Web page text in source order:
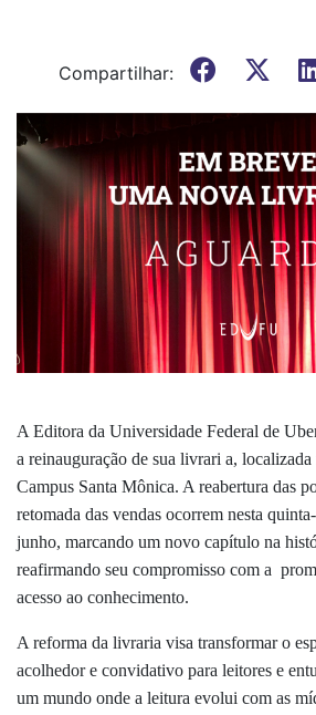
Compartilhar:
A Editora da Universidade Federal de
a reinauguração de sua livrari a,
Campus Santa Mônica. A reabertura das
retomada das vendas ocorrem nesta
junho, marcando um novo capítulo na
reafirmando seu compromisso com a
acesso ao conhecimento.
A reforma da livraria visa transformar o
acolhedor e convidativo para leitores e
um mundo onde a leitura evolui com as